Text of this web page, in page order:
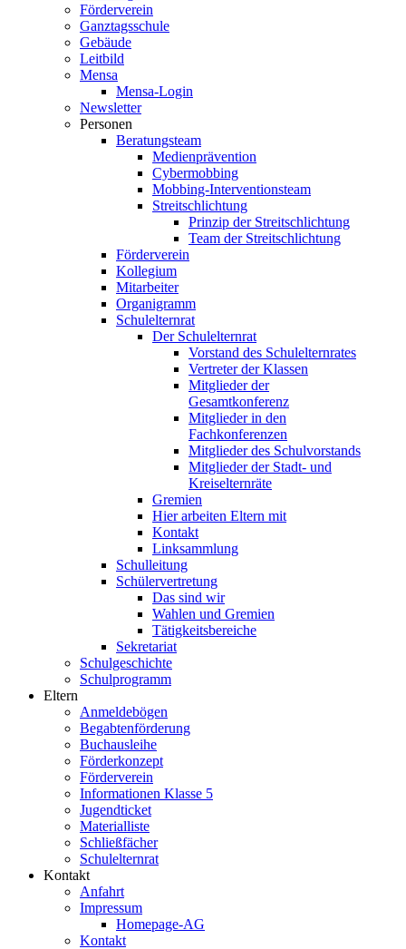
Förderverein
Ganztagsschule
Gebäude
Leitbild
Mensa
Mensa-Login
Newsletter
Personen
Beratungsteam
Medienprävention
Cybermobbing
Mobbing-Interventionsteam
Streitschlichtung
Prinzip der Streitschlichtung
Team der Streitschlichtung
Förderverein
Kollegium
Mitarbeiter
Organigramm
Schulelternrat
Der Schulelternrat
Vorstand des Schulelternrates
Vertreter der Klassen
Mitglieder der
Gesamtkonferenz
Mitglieder in den
Fachkonferenzen
Mitglieder des Schulvorstands
Mitglieder der Stadt- und
Kreiselternräte
Gremien
Hier arbeiten Eltern mit
Kontakt
Linksammlung
Schulleitung
Schülervertretung
Das sind wir
Wahlen und Gremien
Tätigkeitsbereiche
Sekretariat
Schulgeschichte
Schulprogramm
Eltern
Anmeldebögen
Begabtenförderung
Buchausleihe
Förderkonzept
Förderverein
Informationen Klasse 5
Jugendticket
Materialliste
Schließfächer
Schulelternrat
Kontakt
Anfahrt
Impressum
Homepage-AG
Kontakt